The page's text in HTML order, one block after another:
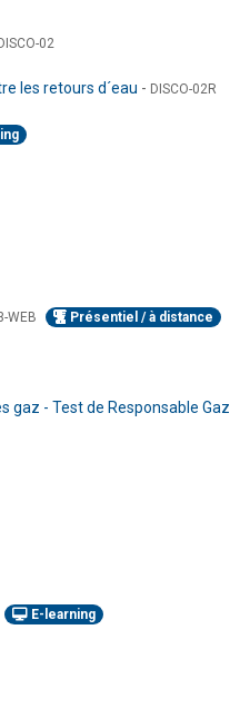
DISCO-02
les retours d´eau - DISCO-02R
WEB Présentiel / à distance
gaz - Test de Responsable Gaz
E-learning